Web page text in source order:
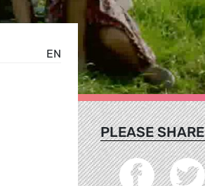
EN
PLEASE SHARE